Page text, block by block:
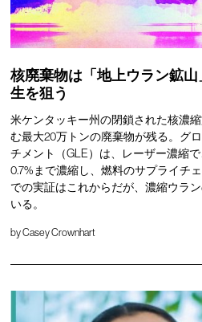
核廃棄物は「地上ウラン鉱
生を狙う
米ケンタッキー州の閉鎖された核濃
む最大20万トンの廃棄物が残る。グ
チメント（GLE）は、レーザー濃縮
0.7%まで濃縮し、燃料のサプライチ
での実証はこれからだが、濃縮ウラ
いる。
byCasey Crownhart